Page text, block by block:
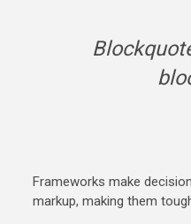
Frameworks make
markup, making them